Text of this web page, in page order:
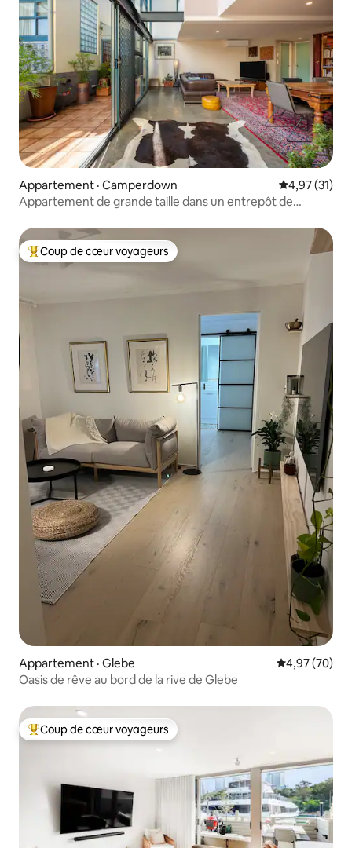
Appartement · Camperdown Note
4,97 (31)
Appartement de grande taille dans un entrepôt de
Coup de cœur voyageurs parmi les plus aimés
Coup de cœur voyageurs
Appartement · Glebe Note
4,97 (70)
Oasis de rêve au bord de la rive de Glebe
Coup de cœur voyageurs parmi les plus aimés
Coup de cœur voyageurs